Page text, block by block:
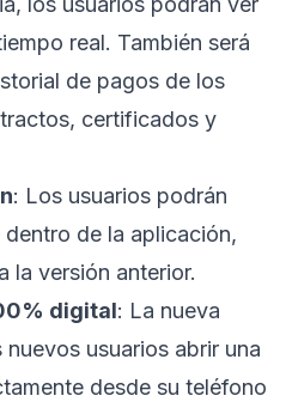
real. También será
de pagos de los
certificados y
: Los usuarios podrán
de la aplicación,
la versión anterior.
digital: La nueva
usuarios abrir una
desde su teléfono